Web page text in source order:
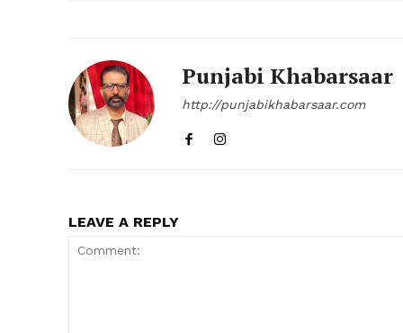
Punjabi Khabarsaar
http://punjabikhabarsaar.com
LEAVE A REPLY